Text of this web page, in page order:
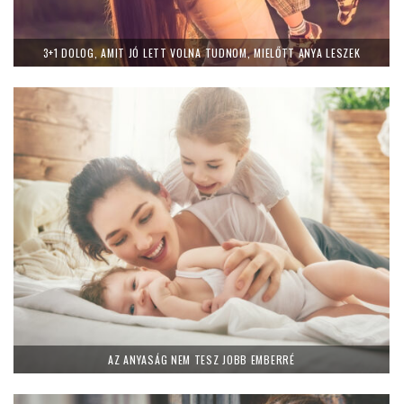
3+1 DOLOG, AMIT JÓ LETT VOLNA TUDNOM, MIELŐTT ANYA LESZEK
AZ ANYASÁG NEM TESZ JOBB EMBERRÉ